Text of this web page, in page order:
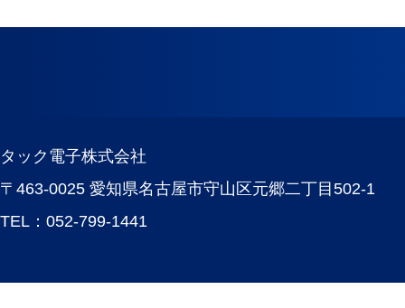
タック電子株式会社
〒463-0025 愛知県名古屋市守山区元郷二丁目502-1
TEL： 052-799-1441